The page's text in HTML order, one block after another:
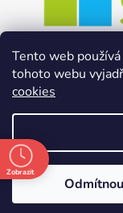
Tento web
tohoto webu
cookies
Copyright 2026
Zobrazit